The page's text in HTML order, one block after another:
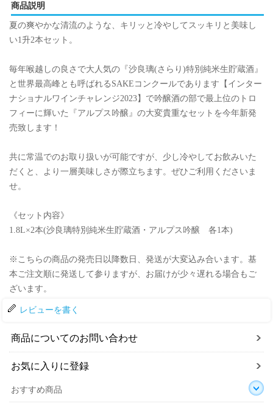
商品説明
夏の爽やかな清流のような、キリッと冷やしてスッキリと美味し
い1升2本セット。
毎年喉越しの良さで大人気の『沙良璃(さらり)特別純米生貯蔵酒』
と世界最高峰とも呼ばれるSAKEコンクールであります【インター
ナショナルワインチャレンジ2023】で吟醸酒の部で最上位のトロ
フィーに輝いた『アルプス吟醸』の大変貴重なセットを今年新発
売致します！
共に常温でのお取り扱いが可能ですが、少し冷やしてお飲みいた
だくと、より一層美味しさが際立ちます。ぜひご利用くださいま
せ。
《セット内容》
1.8L×2本(沙良璃特別純米生貯蔵酒・アルプス吟醸 各1本)
※こちらの商品の発売日以降数日、発送が大変込み合います。基
本ご注文順に発送して参りますが、お届けが少々遅れる場合もご
ざいます。
レビューを書く
商品についてのお問い合わせ
お気に入りに登録
おすすめ商品